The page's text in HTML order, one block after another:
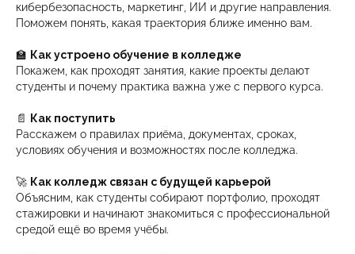
кибербезопасность, маркетинг, ИИ и другие направления.
Поможем понять, какая траектория ближе именно вам.
🏫 Как устроено обучение в колледже
Покажем, как проходят занятия, какие проекты делают
студенты и почему практика важна уже с первого курса.
📄
Как поступить
Расскажем о правилах приёма, документах, сроках,
условиях обучения и возможностях после колледжа.
🚀 Как колледж связан с будущей карьерой
Объясним, как студенты собирают портфолио, проходят
стажировки и начинают знакомиться с профессиональной
средой ещё во время учёбы.